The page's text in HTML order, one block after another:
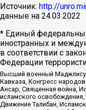
Источник: http://
данные на 24.03.2022
* Единый
иностранных и
в соответствии с
Федерации
Высший военный
Кавказа, Конгресс
Ансар, Священная война,
исламского
Движение Талибан,